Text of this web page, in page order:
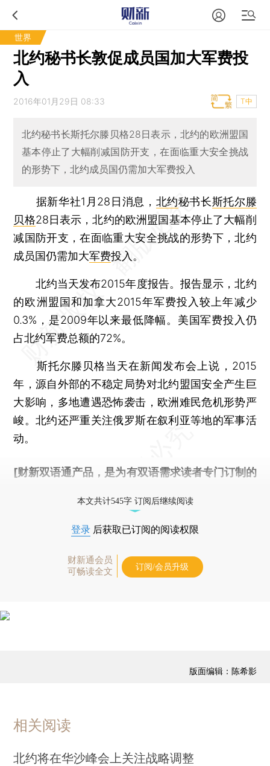
世界
北约秘书长敦促成员国加大军费投
入
2016年01月29日 08:33 T中
北约秘书长斯托尔滕贝格28日表示，北约的欧洲盟国
基本停止了大幅削减国防开支，在面临重大安全挑战
的形势下，北约成员国仍需加大军费投入
据新华社1月28日消息， 北约秘书长斯托尔滕
贝格28日表示，北约的欧洲盟国基本停止了大幅削
减国防开支，在面临重大安全挑战的形势下，北约
成员国仍需加大军费投入。
北约当天发布2015年度报告。报告显示，北约
的欧洲盟国和加拿大2015年军费投入较上年减少
0.3%，是2009年以来最低降幅。美国军费投入仍
占北约军费总额的72%。
斯托尔滕贝格当天在新闻发布会上说，2015
年，源自外部的不稳定局势对北约盟国安全产生巨
大影响，多地遭遇恐怖袭击，欧洲难民危机形势严
峻。北约还严重关注俄罗斯在叙利亚等地的军事活
动。
[财新双语通产品，是为有双语需求读者专门订制的
本文共计545字 订阅后继续阅读
登录 后获取已订阅的阅读权限
财新通会员
可畅读全文
订阅/会员升级
版面编辑：陈希影
相关阅读
北约将在华沙峰会上关注战略调整